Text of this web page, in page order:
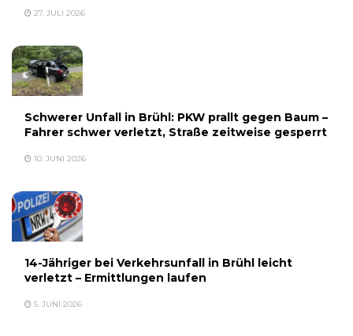
27. JULI 2026
Schwerer Unfall in Brühl: PKW prallt gegen Baum –
Fahrer schwer verletzt, Straße zeitweise gesperrt
10. JUNI 2026
14-Jähriger bei Verkehrsunfall in Brühl leicht
verletzt – Ermittlungen laufen
5. JUNI 2026